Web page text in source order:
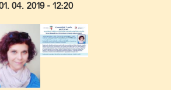
04. 2019 - 12:20